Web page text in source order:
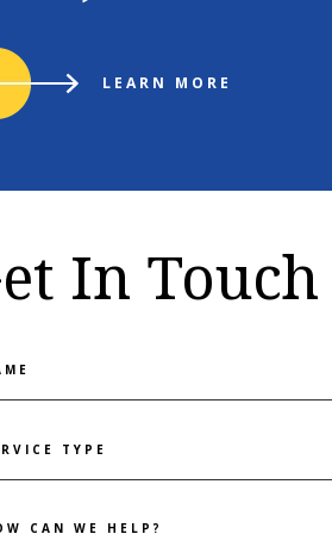
LEARN MORE
In Touch